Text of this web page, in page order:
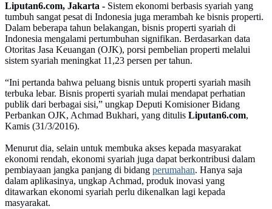
Liputan6.com, Jakarta - Sistem ekonomi berbasis syariah yang
tumbuh sangat pesat di Indonesia juga merambah ke bisnis properti.
Dalam beberapa tahun belakangan, bisnis properti syariah di
Indonesia mengalami pertumbuhan signifikan. Berdasarkan data
Otoritas Jasa Keuangan (OJK), porsi pembelian properti melalui
sistem syariah meningkat 11,23 persen per tahun.
“Ini pertanda bahwa peluang bisnis untuk properti syariah masih
terbuka lebar. Bisnis properti syariah mulai mendapat perhatian
publik dari berbagai sisi,” ungkap Deputi Komisioner Bidang
Perbankan OJK, Achmad Bukhari, yang ditulis Liputan6.com,
Kamis (31/3/2016).
Menurut dia, selain untuk membuka akses kepada masyarakat
ekonomi rendah, ekonomi syariah juga dapat berkontribusi dalam
pembiayaan jangka panjang di bidang perumahan. Hanya saja
dalam aplikasinya, ungkap Achmad, produk inovasi yang
ditawarkan ekonomi syariah perlu dikenalkan lagi kepada
masyarakat.